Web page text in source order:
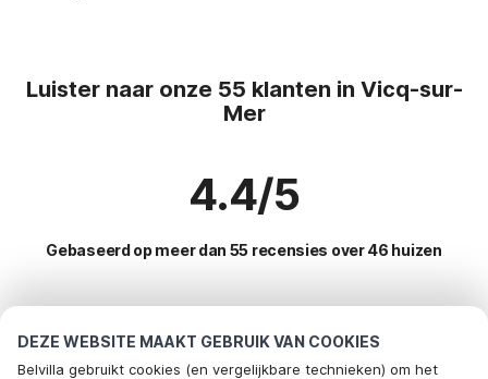
DEZE WEBSITE MAAKT GEBRUIK VAN COOKIES
Belvilla gebruikt cookies (en vergelijkbare technieken) om het
Luister naar onze 55 klanten in Vicq-sur-
Mer
4.4/5
Gebaseerd op meer dan 55 recensies over 46 huizen
Meest populaire bestemmingen voor
vakantie